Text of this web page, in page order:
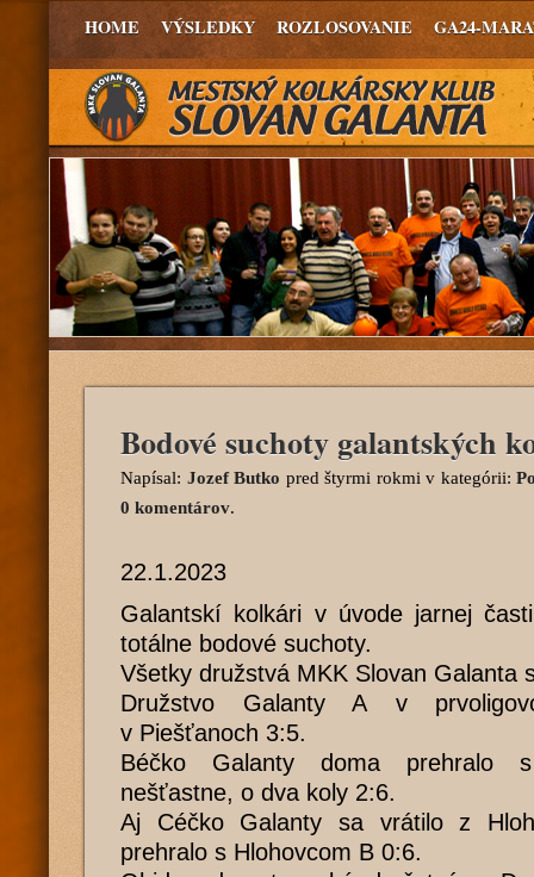
HOME VÝSLEDKY ROZLOSOVANIE GA24-
Bodové suchoty galantských
Napísal: Jozef Butko pred štyrmi rokmi v kategórii:
0 komentárov.
22.1.2023
Galantskí kolkári v úvode jarnej
totálne bodové suchoty.
Všetky družstvá MKK Slovan Galanta
Družstvo Galanty A v
v Piešťanoch 3:5.
Béčko Galanty doma prehralo
nešťastne, o dva koly 2:6.
Aj Céčko Galanty sa vrátilo z
prehralo s Hlohovcom B 0:6.